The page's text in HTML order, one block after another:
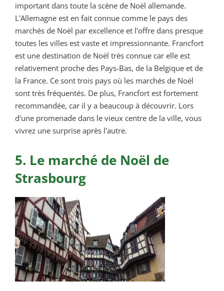
important dans toute la scène de Noël allemande.
L'Allemagne est en fait connue comme le pays des
marchés de Noël par excellence et l'offre dans presque
toutes les villes est vaste et impressionnante. Francfort
est une destination de Noël très connue car elle est
relativement proche des Pays-Bas, de la Belgique et de
la France. Ce sont trois pays où les marchés de Noël
sont très fréquentés. De plus, Francfort est fortement
recommandée, car il y a beaucoup à découvrir. Lors
d'une promenade dans le vieux centre de la ville, vous
vivrez une surprise après l'autre.
5. Le marché de Noël de
Strasbourg